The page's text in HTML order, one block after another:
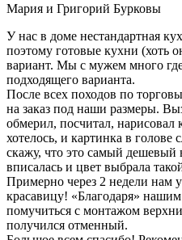
Мария и Григорий Бурковы
У нас в доме нестандартная
поэтому готовые кухни (хоть
вариант. Мы с мужем много
подходящего варианта.
После всех походов по
на заказ под наши размеры.
обмерил, посчитал,
хотелось, и картинка в голове
скажу, что это самый дешевый
вписалась и цвет выбрала
Примерно через 2 недели нам
красавицу! «Благодаря»
помучиться с монтажом
получился отменный.